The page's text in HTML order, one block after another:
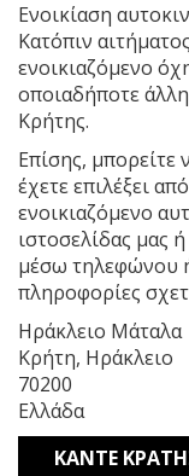
Ενοικίαση
Κατόπιν
ενοικιαζόμενο
οποιαδήποτε
Κρήτης.
Επίσης, μπορείτε
έχετε επιλέξει
ενοικιαζόμενο
ιστοσελίδας μας
μέσω τηλεφώνου
πληροφορίες
Ηράκλειο Μάταλα
Κρήτη, Ηράκλειο
70200
Ελλάδα
ΚΑΝΤΕ